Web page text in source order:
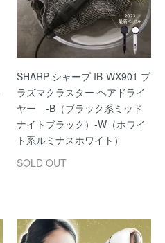
SHARP シャープ IB-WX901 プ
ラズマクラスター ヘアドライ
ヤー -B（ブラック系ミッド
ナイトブラック）-W（ホワイ
ト系ルミナスホワイト）
SOLD OUT